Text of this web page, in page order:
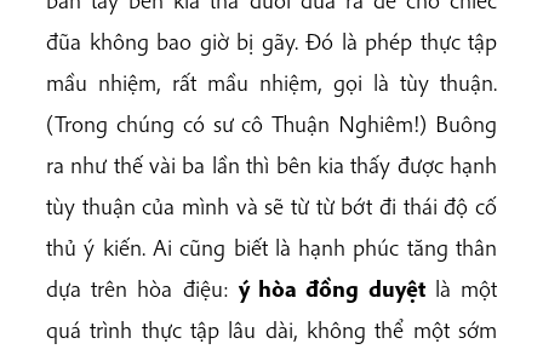
đũa không bao giờ bị gãy. Đó là phép thực tập
mầu nhiệm, rất mầu nhiệm, gọi là tùy thuận.
(Trong chúng có sư cô Thuận Nghiêm!) Buông
ra như thế vài ba lần thì bên kia thấy được hạnh
tùy thuận của mình và sẽ từ từ bớt đi thái độ cố
thủ ý kiến. Ai cũng biết là hạnh phúc tăng thân
dựa trên hòa điệu: ý hòa đồng duyệtlà một
quá trình thực tập lâu dài, không thể một sớm